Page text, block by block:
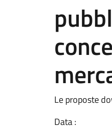
Le proposte
Data :